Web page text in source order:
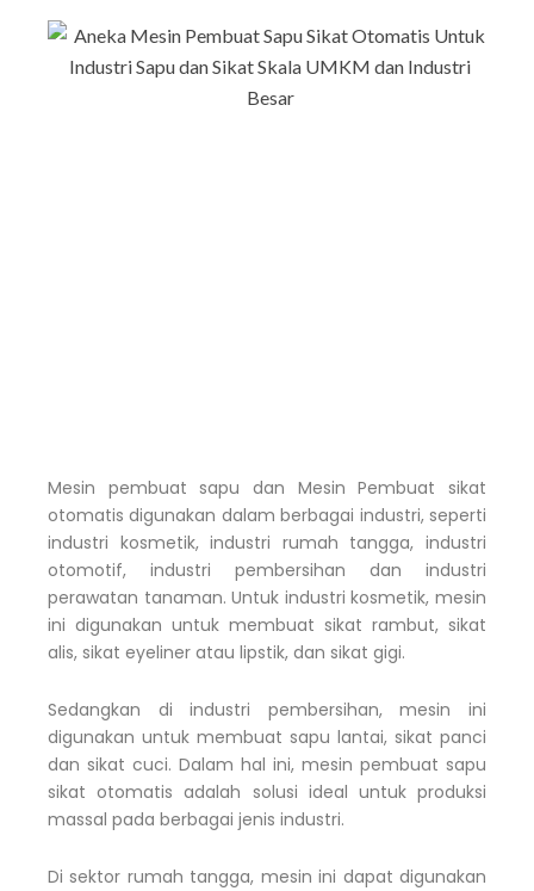
Mesin pembuat sapu dan Mesin Pembuat sikat
otomatis digunakan dalam berbagai industri, seperti
industri kosmetik, industri rumah tangga, industri
otomotif, industri pembersihan dan industri
perawatan tanaman. Untuk industri kosmetik, mesin
ini digunakan untuk membuat sikat rambut, sikat
alis, sikat eyeliner atau lipstik, dan sikat gigi.
Sedangkan di industri pembersihan, mesin ini
digunakan untuk membuat sapu lantai, sikat panci
dan sikat cuci. Dalam hal ini, mesin pembuat sapu
sikat otomatis adalah solusi ideal untuk produksi
massal pada berbagai jenis industri.
Di sektor rumah tangga, mesin ini dapat digunakan